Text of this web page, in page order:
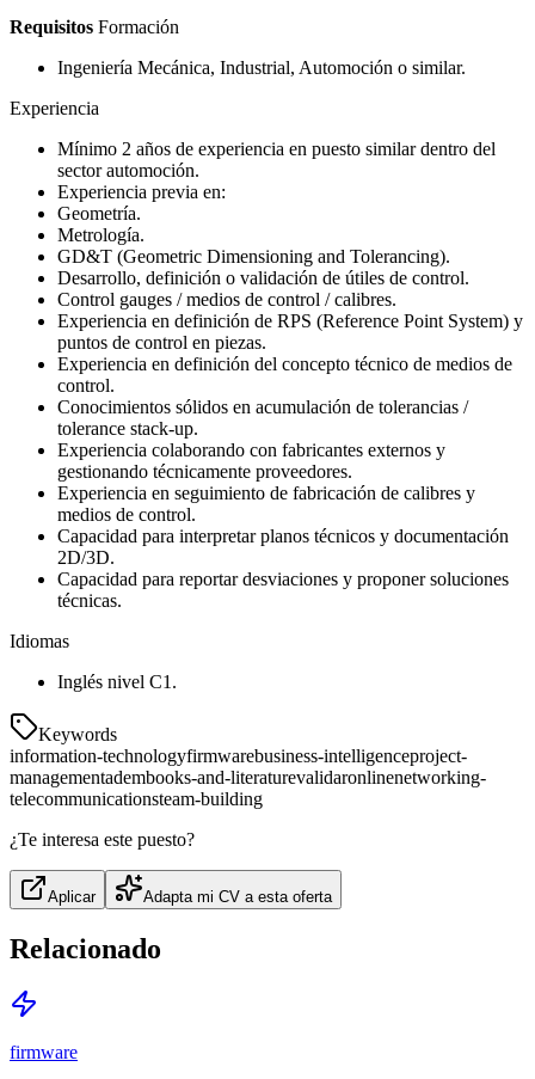
Requisitos Formación
Ingeniería Mecánica, Industrial, Automoción o similar.
Experiencia
Mínimo 2 años de experiencia en puesto similar dentro del
sector automoción.
Experiencia previa en:
Geometría.
Metrología.
GD&T (Geometric Dimensioning and Tolerancing).
Desarrollo, definición o validación de útiles de control.
Control gauges / medios de control / calibres.
Experiencia en definición de RPS (Reference Point System) y
puntos de control en piezas.
Experiencia en definición del concepto técnico de medios de
control.
Conocimientos sólidos en acumulación de tolerancias /
tolerance stack-up.
Experiencia colaborando con fabricantes externos y
gestionando técnicamente proveedores.
Experiencia en seguimiento de fabricación de calibres y
medios de control.
Capacidad para interpretar planos técnicos y documentación
2D/3D.
Capacidad para reportar desviaciones y proponer soluciones
técnicas.
Idiomas
Inglés nivel C1.
Keywords
information-technologyfirmwarebusiness-intelligenceproject-
managementadembooks-and-literaturevalidaronlinenetworking-
telecommunicationsteam-building
¿Te interesa este puesto?
Aplicar Adapta mi CV a esta oferta
Relacionado
firmware